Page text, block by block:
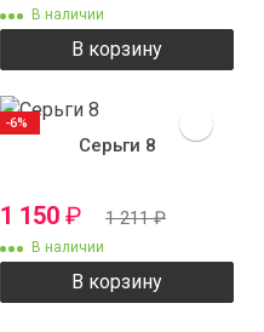
В наличии
В корзину
Серьги 8
1 150 ₽ 1 211₽
В наличии
В корзину
-6%